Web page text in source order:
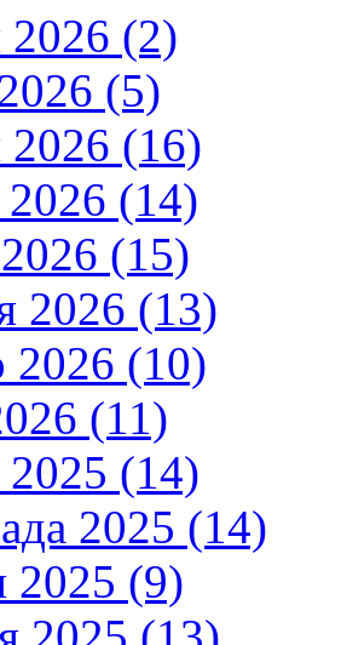
2026 (2)
(5)
2026 (16)
2026 (14)
(15)
2026 (13)
2026 (10)
(11)
2025 (14)
2025 (14)
2025 (9)